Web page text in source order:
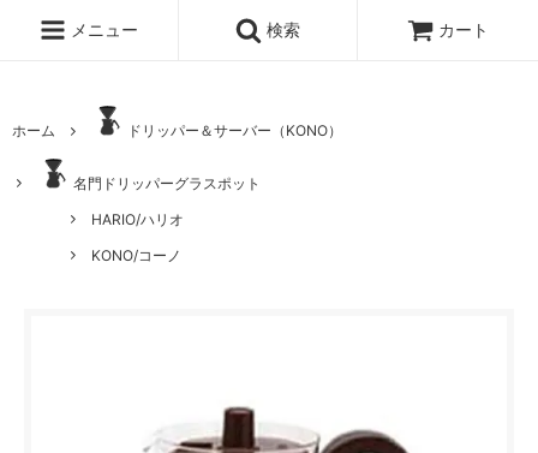
メニュー 検索 カート
ホーム ドリッパー＆サーバー（KONO）
名門ドリッパーグラスポット
HARIO/ハリオ
KONO/コーノ